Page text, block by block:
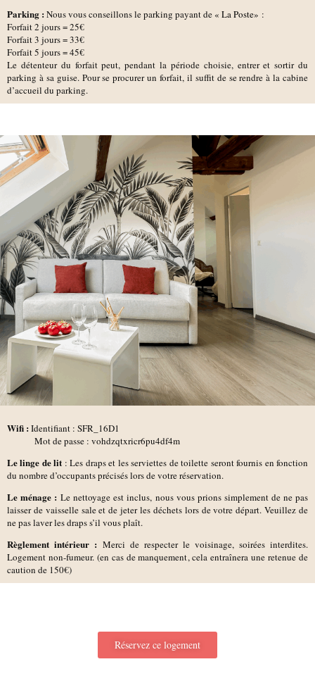
Parking : Nous vous conseillons le parking payant de « La Poste» :
Forfait 2 jours = 25€
Forfait 3 jours = 33€
Forfait 5 jours = 45€
Le détenteur du forfait peut, pendant la période choisie, entrer et sortir du
parking à sa guise. Pour se procurer un forfait, il suffit de se rendre à la cabine
d’accueil du parking.
Wifi : Identifiant : SFR_16D1
Mot de passe : vohdzqtxricr6pu4df4m
Le linge de lit : Les draps et les serviettes de toilette seront fournis en fonction
du nombre d’occupants précisés lors de votre réservation.
Le ménage : Le nettoyage est inclus, nous vous prions simplement de ne pas
laisser de vaisselle sale et de jeter les déchets lors de votre départ. Veuillez de
ne pas laver les draps s’il vous plaît.
Règlement intérieur : Merci de respecter le voisinage, soirées interdites.
Logement non-fumeur. (en cas de manquement, cela entraînera une retenue de
caution de 150€)
Réservez ce logement